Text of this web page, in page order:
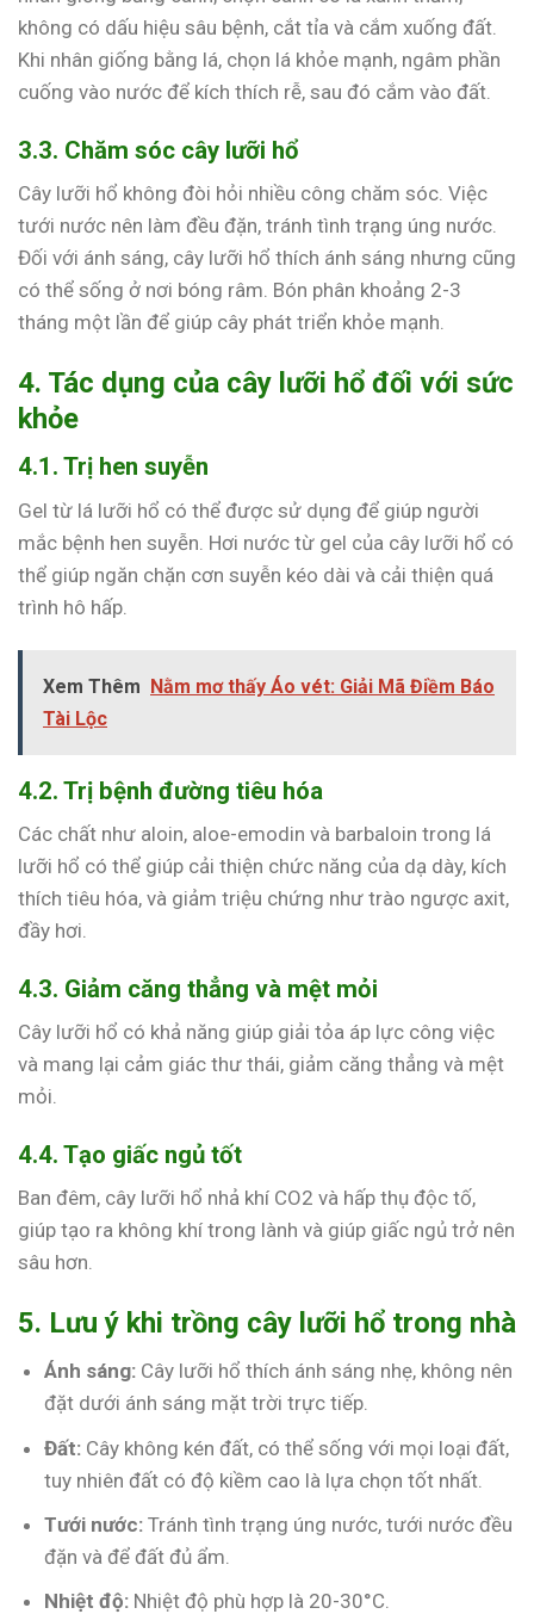
không có dấu hiệu sâu bệnh, cắt tỉa và cắm xuống đất.
Khi nhân giống bằng lá, chọn lá khỏe mạnh, ngâm phần
cuống vào nước để kích thích rễ, sau đó cắm vào đất.
3.3. Chăm sóc cây lưỡi hổ
Cây lưỡi hổ không đòi hỏi nhiều công chăm sóc. Việc
tưới nước nên làm đều đặn, tránh tình trạng úng nước.
Đối với ánh sáng, cây lưỡi hổ thích ánh sáng nhưng cũng
có thể sống ở nơi bóng râm. Bón phân khoảng 2-3
tháng một lần để giúp cây phát triển khỏe mạnh.
4. Tác dụng của cây lưỡi hổ đối với sức
khỏe
4.1. Trị hen suyễn
Gel từ lá lưỡi hổ có thể được sử dụng để giúp người
mắc bệnh hen suyễn. Hơi nước từ gel của cây lưỡi hổ có
thể giúp ngăn chặn cơn suyễn kéo dài và cải thiện quá
trình hô hấp.
Xem Thêm Nằm mơ thấy Áo vét: Giải Mã Điềm Báo
Tài Lộc
4.2. Trị bệnh đường tiêu hóa
Các chất như aloin, aloe-emodin và barbaloin trong lá
lưỡi hổ có thể giúp cải thiện chức năng của dạ dày, kích
thích tiêu hóa, và giảm triệu chứng như trào ngược axit,
đầy hơi.
4.3. Giảm căng thẳng và mệt mỏi
Cây lưỡi hổ có khả năng giúp giải tỏa áp lực công việc
và mang lại cảm giác thư thái, giảm căng thẳng và mệt
mỏi.
4.4. Tạo giấc ngủ tốt
Ban đêm, cây lưỡi hổ nhả khí CO2 và hấp thụ độc tố,
giúp tạo ra không khí trong lành và giúp giấc ngủ trở nên
sâu hơn.
5. Lưu ý khi trồng cây lưỡi hổ trong nhà
Ánh sáng: Cây lưỡi hổ thích ánh sáng nhẹ, không nên
đặt dưới ánh sáng mặt trời trực tiếp.
Đất: Cây không kén đất, có thể sống với mọi loại đất,
tuy nhiên đất có độ kiềm cao là lựa chọn tốt nhất.
Tưới nước: Tránh tình trạng úng nước, tưới nước đều
đặn và để đất đủ ẩm.
Nhiệt độ: Nhiệt độ phù hợp là 20-30°C.